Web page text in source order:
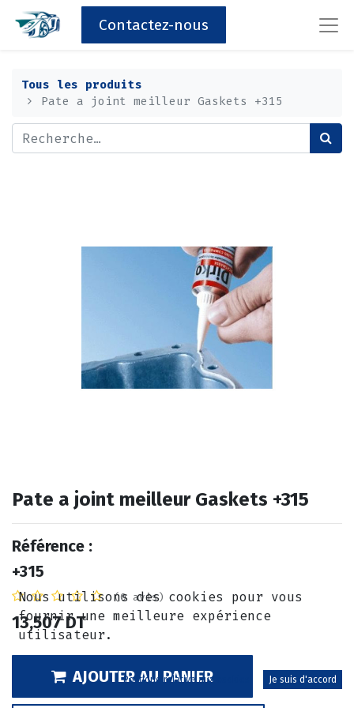
Contactez-nous
Tous les produits
Pate a joint meilleur Gaskets +315
Pate a joint meilleur Gaskets +315
Référence :
+315
(0 avis)
13,507DT
AJOUTER AU PANIER
Nous utilisons des cookies pour vous
fournir une meilleure expérience
utilisateur.
Politique relative aux cookies Je suis d'accord